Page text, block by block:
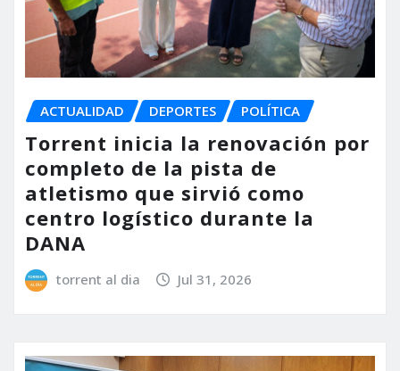
ACTUALIDAD DEPORTES POLÍTICA
Torrent inicia la renovación por
completo de la pista de
atletismo que sirvió como
centro logístico durante la
DANA
torrent al dia Jul 31, 2026